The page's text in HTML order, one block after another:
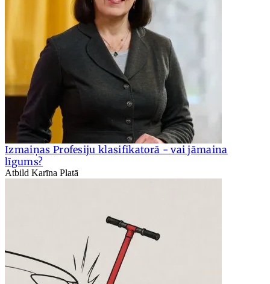
Izmaiņas Profesiju klasifikatorā - vai jāmaina
līgums?
Atbild Karīna Platā